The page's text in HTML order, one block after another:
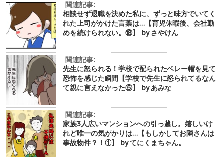
関連記事:
相談せず退職を決めた私に、ずっと味方でいてく
れた上司がかけた言葉は…【育児休暇後、会社勤
めを続けられない。⑱】 by さやけん
関連記事:
先生に怒られる！学校で配られたベレー帽を見て
恐怖を感じた瞬間【学校で先生に怒られてるなん
て親に言えなかった⑤】 by あみな
関連記事:
家族3人広いマンションへの引っ越し。嬉しいけ
れど唯一の気がかりは…【もしかしてお隣さんは
事故物件？！①】 by てにくまちゃん。